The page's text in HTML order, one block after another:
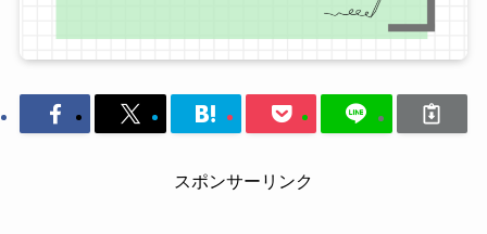
スポンサーリンク